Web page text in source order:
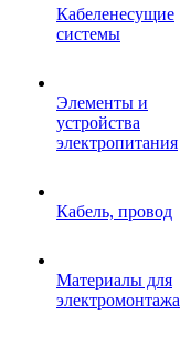
Кабеленесущие
системы
Элементы и
устройства
электропитания
Кабель, провод
Материалы для
электромонтажа